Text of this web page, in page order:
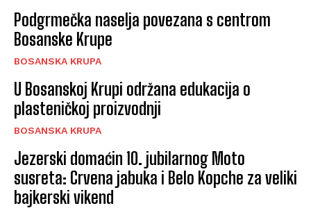
Podgrmečka naselja povezana s centrom
Bosanske Krupe
BOSANSKA KRUPA
U Bosanskoj Krupi održana edukacija o
plasteničkoj proizvodnji
BOSANSKA KRUPA
Jezerski domaćin 10. jubilarnog Moto
susreta: Crvena jabuka i Belo Kopche za veliki
bajkerski vikend